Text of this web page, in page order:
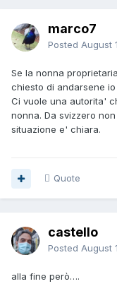
marco7
Posted August
Se la nonna
chiesto di andarsene
Ci vuole una autorita'
nonna. Da svizzero
situazione e' chiara.
Quote
castello
Posted August
alla fine però….